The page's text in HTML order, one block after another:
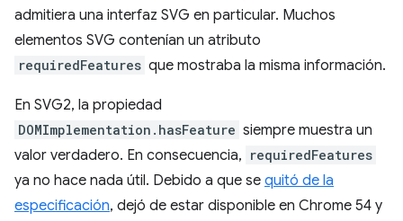
admitiera una interfaz SVG en particular. Muchos
elementos SVG contenían un atributo
requiredFeatures que mostraba la misma información.
En SVG2, la propiedad
DOMImplementation.hasFeature siempre muestra un
valor verdadero. En consecuencia, requiredFeatures
ya no hace nada útil. Debido a que se quitó de la
especificación, dejó de estar disponible en Chrome 54 y